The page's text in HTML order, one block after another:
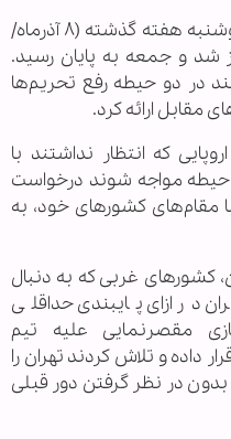
مذاکرات رفع تحریم‌ها در وین از دوشنبه هفته گذشته (۸ آذرماه/
شد و جمعه به پایان رسید.
در دو حیطه رفع تحریم‌ها
مقابل ارائه کرد.
که انتظار نداشتند با
حیطه مواجه شوند درخواست
مقام‌های کشورهای خود، به
کشورهای غربی که به دنبال
در ازای پایبندی حداقلی
مقصرنمایی علیه تیم
داده و تلاش کردند تهران را
در نظر گرفتن دور قبلی